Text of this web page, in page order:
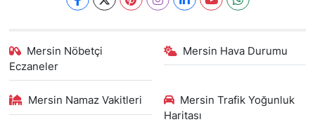
Mersin Nöbetçi
Eczaneler
Mersin Hava Durumu
Mersin Namaz Vakitleri
Mersin Trafik Yoğunluk
Haritası